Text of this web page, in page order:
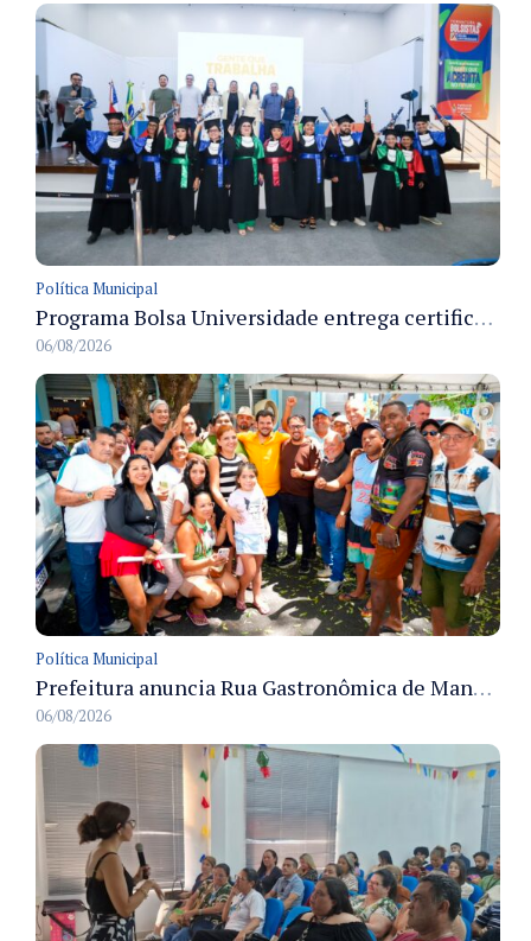
Política Municipal
Programa Bolsa Universidade entrega certificados a formandos em Manaus na sede do Executivo municipal
06/08/2026
Política Municipal
Prefeitura anuncia Rua Gastronômica de Manaus e garante alternativas para 54 ambulantes cadastrados
06/08/2026